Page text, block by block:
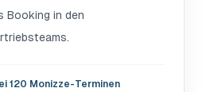
Booking in den
120 Monizze-Terminen